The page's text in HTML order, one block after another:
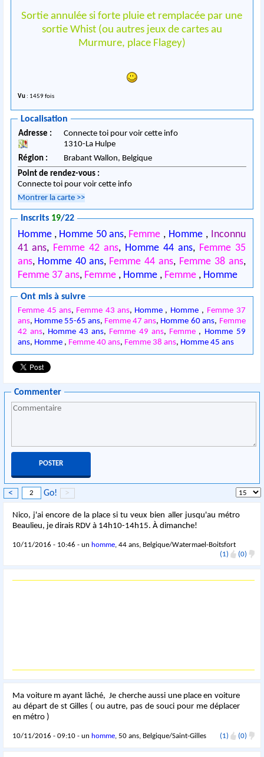
Sortie annulée si forte pluie et remplacée par une
sortie Whist (ou autres jeux de cartes au
Murmure, place Flagey)
Vu : 1459 fois
Localisation
Adresse :
Connecte toi pour voir cette info
1310- La Hulpe
Région :
Brabant Wallon, Belgique
Point de rendez-vous :
Connecte toi pour voir cette info
Montrer la carte >>
Inscrits 19/22
Homme , Homme 50 ans, Femme , Homme , Inconnu
41 ans, Femme 42 ans, Homme 44 ans, Femme 35
ans, Homme 40 ans, Femme 44 ans, Femme 38 ans,
Femme 37 ans, Femme , Homme , Femme , Homme
Ont mis à suivre
Femme 45 ans, Femme 43 ans, Homme , Homme , Femme 37
ans, Homme 55-65 ans, Femme 47 ans, Homme 60 ans, Femme
42 ans, Homme 43 ans, Femme 49 ans, Femme , Homme 59
ans, Homme , Femme 40 ans, Femme 38 ans, Homme 45 ans
Commenter
< Go! >
Nico, j'ai encore de la place si tu veux bien aller jusqu'au métro
Beaulieu, je dirais RDV à 14h10-14h15. À dimanche!
10/11/2016 - 10:46 - un homme, 44 ans, Belgique/Watermael-Boitsfort
(1)
(0)
Ma voiture m ayant lâché, Je cherche aussi une place en voiture
au départ de st Gilles ( ou autre, pas de souci pour me déplacer
en métro )
10/11/2016 - 09:10 - un homme, 50 ans, Belgique/Saint-Gilles (1) (0)